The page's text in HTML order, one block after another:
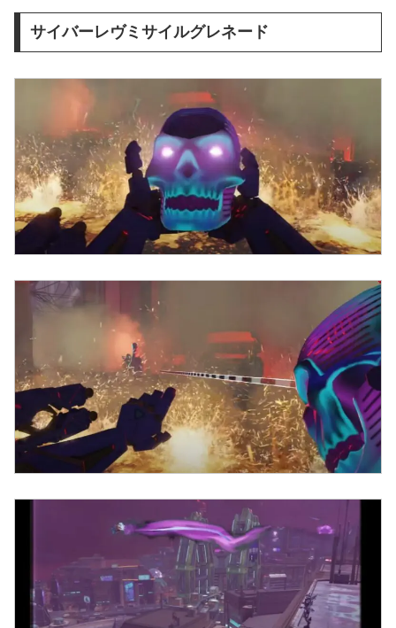
サイバーレヴミサイルグレネード